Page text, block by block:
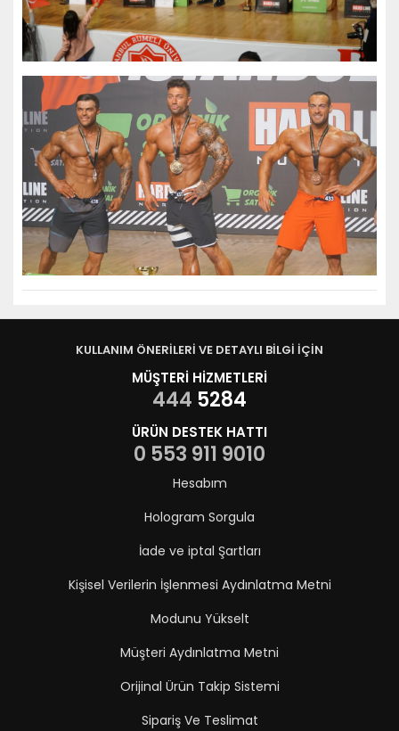
KULLANIM ÖNERİLERİ VE DETAYLI BİLGİ İÇİN
MÜŞTERİ HİZMETLERİ
444 5284
ÜRÜN DESTEK HATTI
0 553 911 9010
Hesabım
Hologram Sorgula
İade ve iptal Şartları
Kişisel Verilerin İşlenmesi Aydınlatma Metni
Modunu Yükselt
Müşteri Aydınlatma Metni
Orijinal Ürün Takip Sistemi
Sipariş Ve Teslimat